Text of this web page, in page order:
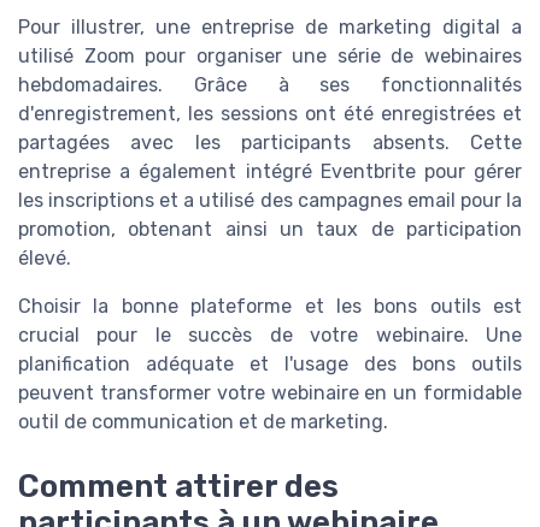
Pour illustrer, une entreprise de marketing digital a
utilisé Zoom pour organiser une série de webinaires
hebdomadaires. Grâce à ses fonctionnalités
d'enregistrement, les sessions ont été enregistrées et
partagées avec les participants absents. Cette
entreprise a également intégré Eventbrite pour gérer
les inscriptions et a utilisé des campagnes email pour la
promotion, obtenant ainsi un taux de participation
élevé.
Choisir la bonne plateforme et les bons outils est
crucial pour le succès de votre webinaire. Une
planification adéquate et l'usage des bons outils
peuvent transformer votre webinaire en un formidable
outil de communication et de marketing.
Comment attirer des